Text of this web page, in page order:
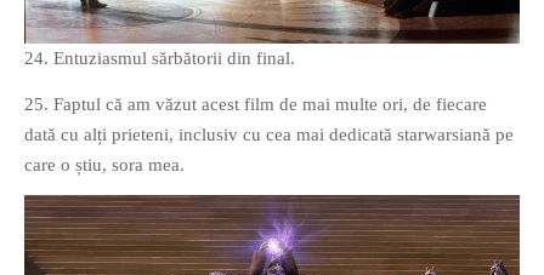
24. Entuziasmul sărbătorii din final.
25. Faptul că am văzut acest film de mai multe ori, de fiecare
dată cu alți prieteni, inclusiv cu cea mai dedicată starwarsiană pe
care o știu, sora mea.